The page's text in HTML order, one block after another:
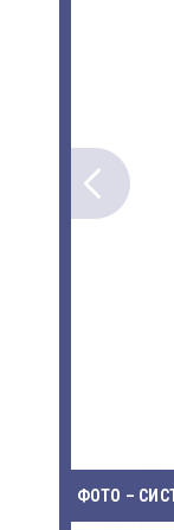
ФОТО –